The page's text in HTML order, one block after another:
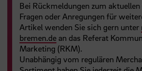
Bei Rückmeldungen zum
Fragen oder Anregungen für
Artikel wenden Sie sich gern unter
bremen.de an das Referat
Marketing (RKM).
Unabhängig vom regulären